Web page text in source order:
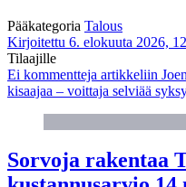
Pääkategoria Talous
Kirjoitettu 6. elokuuta 2026,
Tilaajille
Ei kommentteja artikkeliin
kisaajaa – voittaja selviää
Sorvoja rakentaa